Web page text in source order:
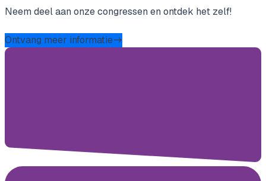
Neem deel aan onze congressen en ontdek het zelf!
Ontvang meer informatie